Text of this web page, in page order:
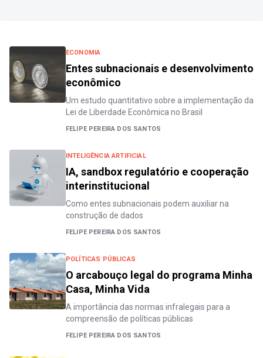
ECONOMIA
Entes subnacionais e desenvolvimento
econômico
Um estudo quantitativo sobre a implementação da
Lei de Liberdade Econômica no Brasil
FELIPE PEREIRA DOS SANTOS
INTELIGÊNCIA ARTIFICIAL
IA, sandbox regulatório e cooperação
interinstitucional
Como entes subnacionais podem auxiliar na
construção de dados
FELIPE PEREIRA DOS SANTOS
POLÍTICAS PÚBLICAS
O arcabouço legal do programa Minha
Casa, Minha Vida
A importância das normas infralegais para a
compreensão de políticas públicas
FELIPE PEREIRA DOS SANTOS